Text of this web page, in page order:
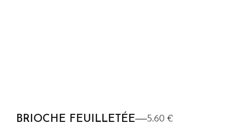
BRIOCHE FEUILLETÉE 5.60 €